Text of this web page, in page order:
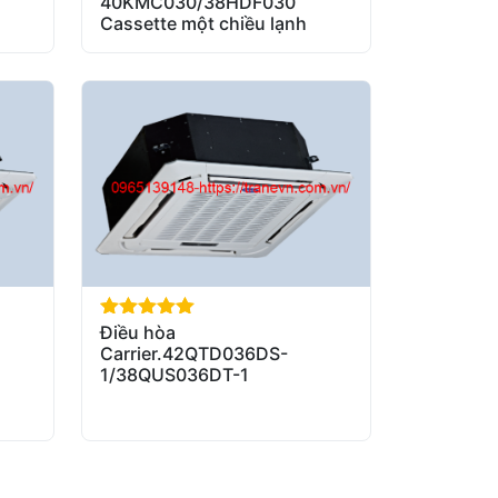
Cassette một chiều lạnh
out of 5
Điều hòa
Carrier.42QTD036DS-
1/38QUS036DT-1